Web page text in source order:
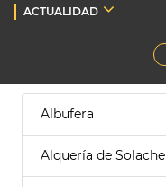
ACTUALIDAD
Albufera
Alquería de Solache